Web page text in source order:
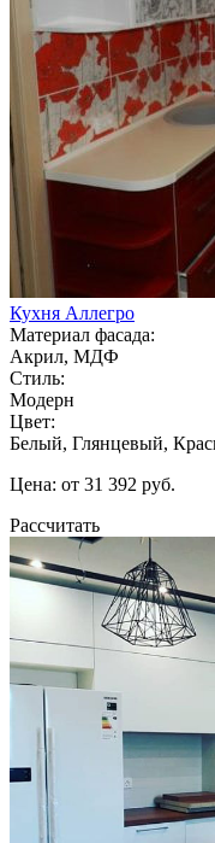
Кухня Аллегро
Материал фасада:
Акрил, МДФ
Стиль:
Модерн
Цвет:
Белый, Глянцевый,
Цена: от 31 392 руб.
Рассчитать